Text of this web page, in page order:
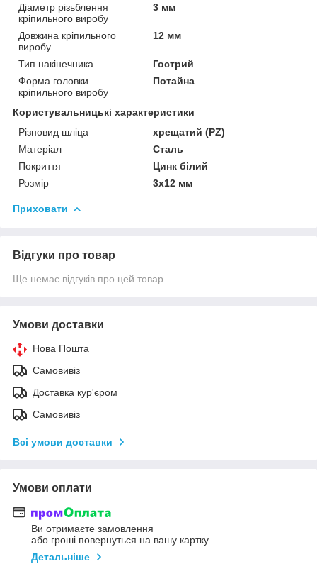
Діаметр різьблення
кріпильного виробу
3 мм
Довжина кріпильного
виробу
12 мм
Тип накінечника
Гострий
Форма головки
кріпильного виробу
Потайна
Користувальницькі характеристики
Різновид шліца
хрещатий (PZ)
Матеріал
Сталь
Покриття
Цинк білий
Розмір
3х12 мм
Приховати
Відгуки про товар
Ще немає відгуків про цей товар
Умови доставки
Нова Пошта
Самовивіз
Доставка кур'єром
Самовивіз
Всі умови доставки
Умови оплати
Ви отримаєте замовлення
або гроші повернуться на вашу картку
Детальніше